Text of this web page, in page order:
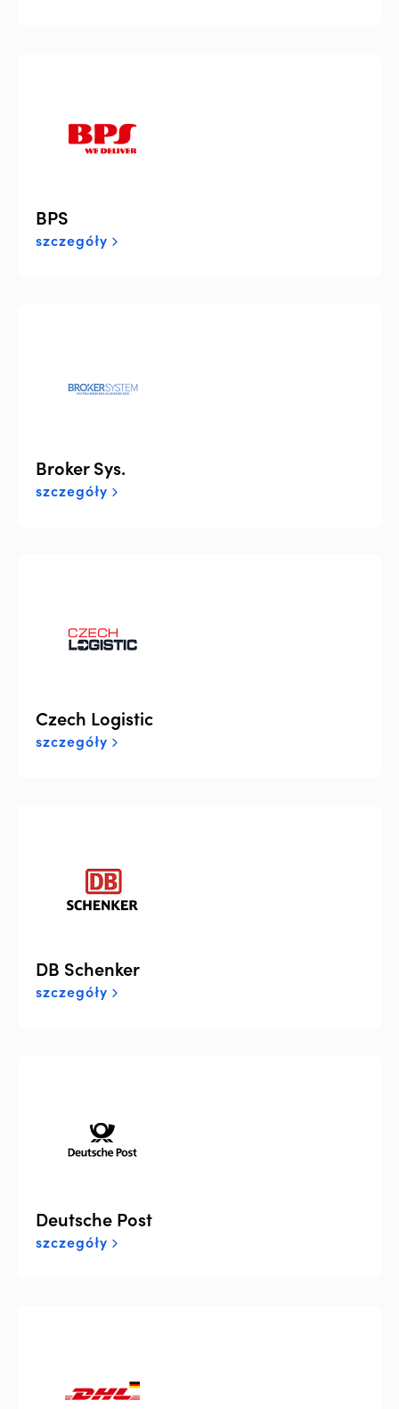
BPS
szczegóły
Broker Sys.
szczegóły
Czech Logistic
szczegóły
DB Schenker
szczegóły
Deutsche Post
szczegóły